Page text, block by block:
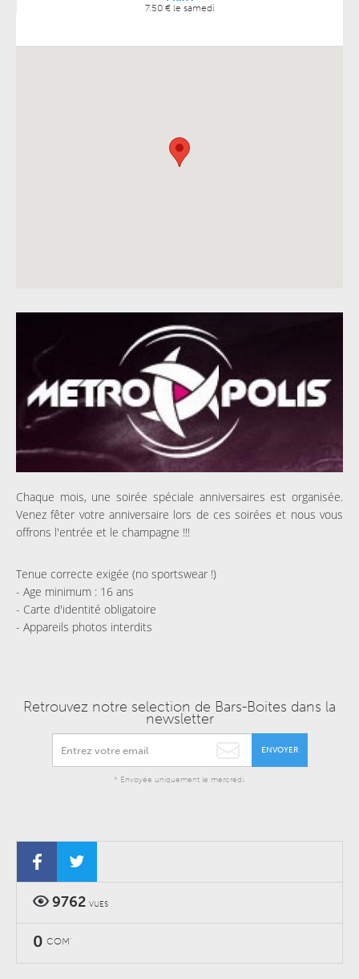
7.50 € le samedi
Chaque mois, une soirée spéciale anniversaires est organisée.
Venez fêter votre anniversaire lors de ces soirées et nous vous
offrons l'entrée et le champagne !!!
Tenue correcte exigée (no sportswear !)
- Age minimum : 16 ans
- Carte d'identité obligatoire
- Appareils photos interdits
Retrouvez notre selection de Bars-Boites dans la
newsletter
ENVOYER
* Envoyée uniquement le mercredi.
9762 VUES
0 COM'